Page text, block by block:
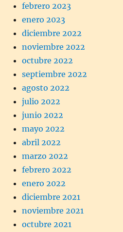
febrero 2023
enero 2023
diciembre 2022
noviembre 2022
octubre 2022
septiembre 2022
agosto 2022
julio 2022
junio 2022
mayo 2022
abril 2022
marzo 2022
febrero 2022
enero 2022
diciembre 2021
noviembre 2021
octubre 2021